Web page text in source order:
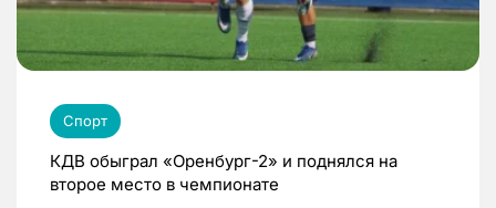
Спорт
КДВ обыграл «Оренбург-2» и поднялся на
второе место в чемпионате